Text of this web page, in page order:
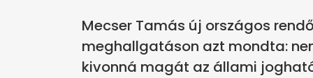
Mecser Tamás új országos
meghallgatáson azt mondta:
kivonná magát az állami